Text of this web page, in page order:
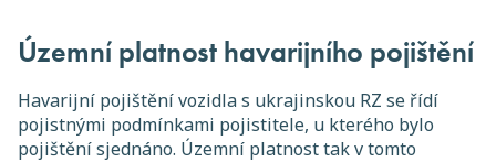
Územní platnost havarijního pojištění
Havarijní pojištění vozidla s ukrajinskou RZ se řídí
pojistnými podmínkami pojistitele, u kterého bylo
pojištění sjednáno. Územní platnost tak v tomto